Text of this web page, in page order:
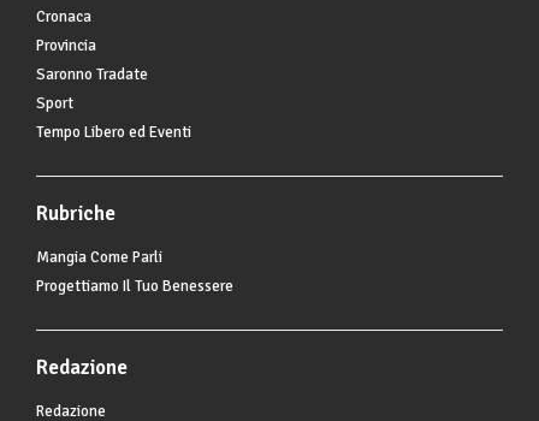
Cronaca
Provincia
Saronno Tradate
Sport
Tempo Libero ed Eventi
Rubriche
Mangia Come Parli
Progettiamo Il Tuo Benessere
Redazione
Redazione